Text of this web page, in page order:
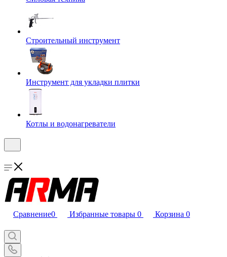
Строительный инструмент
Инструмент для укладки плитки
Котлы и водонагреватели
Сравнение0 Избранные товары 0 Корзина 0